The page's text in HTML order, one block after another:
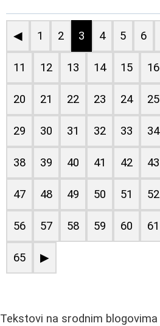
◀ 1 2 3 4 5 6
11 12 13 14 15 16
20 21 22 23 24 25
29 30 31 32 33 34
38 39 40 41 42 43
47 48 49 50 51 52
56 57 58 59 60 61
65 ▶
Tekstovi na srodnim blogovima